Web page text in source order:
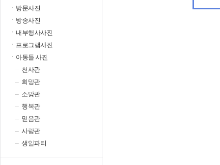
방문사진
방송사진
내부행사사진
프로그램사진
아동들 사진
천사관
희망관
소망관
행복관
믿음관
사랑관
생일파티